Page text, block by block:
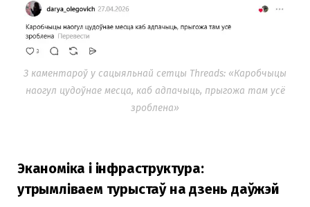
З каментароў у сацыяльнай сетцы Threads: «Каробчыцы
наогул цудоўнае месца, каб адпачыць, прыгожа там усё
зроблена»
Эканоміка і інфраструктура:
утрымліваем турыстаў на дзень даўжэй